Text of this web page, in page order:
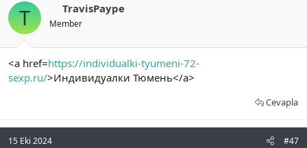
T TravisPaype
Member
<a href=https://individualki-tyumeni-72-
sexp.ru/>Индивидуалки Тюмень</a>
Cevapla
15 Eki 2024 #47